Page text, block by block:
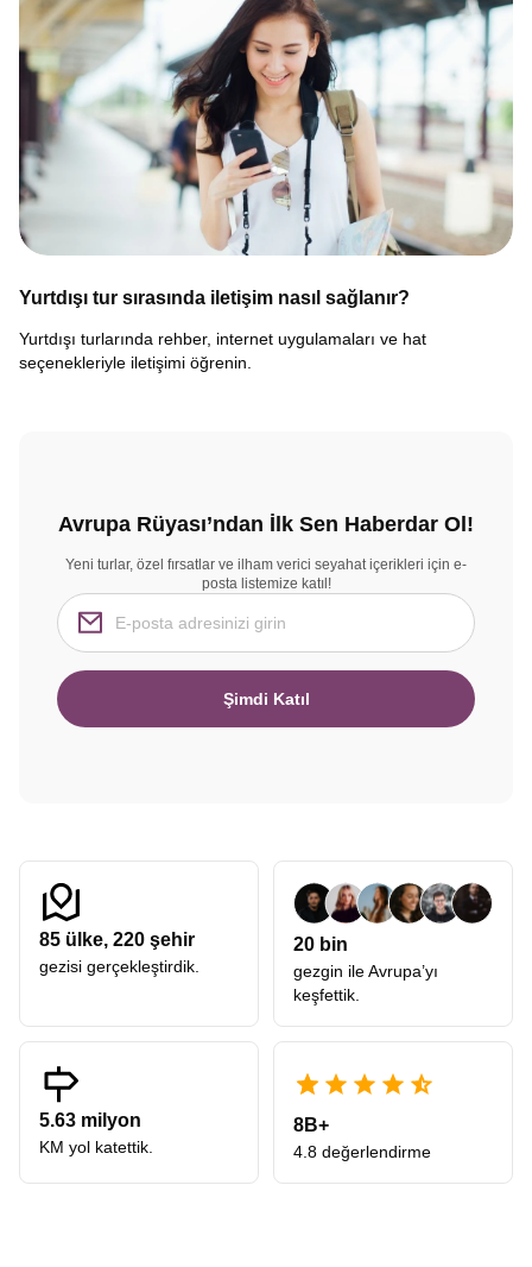
Yurtdışı tur sırasında iletişim nasıl sağlanır?
Yurtdışı turlarında rehber, internet uygulamaları ve hat
seçenekleriyle iletişimi öğrenin.
Avrupa Rüyası’ndan İlk Sen Haberdar Ol!
Yeni turlar, özel fırsatlar ve ilham verici seyahat içerikleri için e-
posta listemize katıl!
Şimdi Katıl
85 ülke, 220 şehir
gezisi gerçekleştirdik.
20 bin
gezgin ile Avrupa’yı
keşfettik.
5.63 milyon
KM yol katettik.
8B+
4.8 değerlendirme